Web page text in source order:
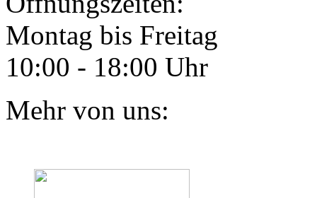
Montag bis Freitag
10:00 - 18:00 Uhr
Mehr von uns: